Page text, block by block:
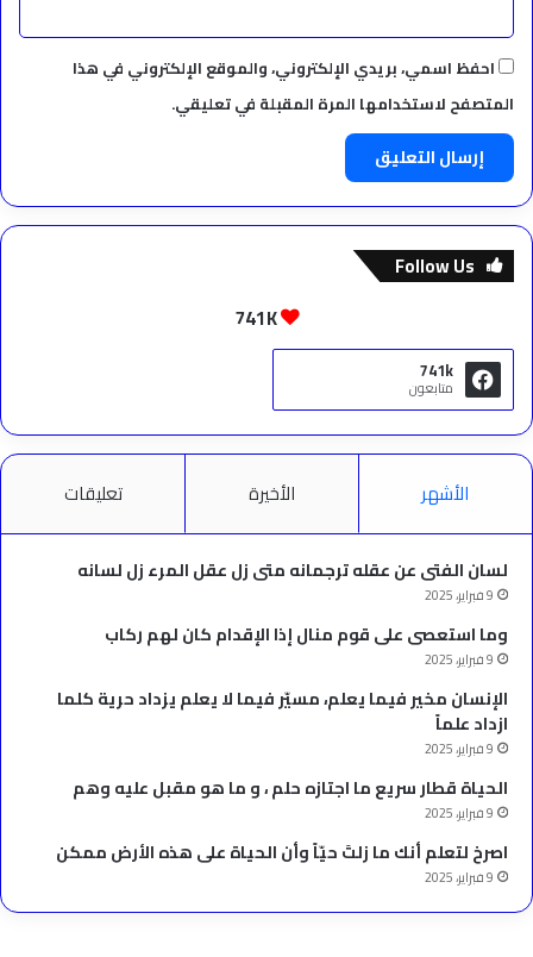
احفظ اسمي، بريدي الإلكتروني، والموقع الإلكتروني في هذا
المتصفح لاستخدامها المرة المقبلة في تعليقي.
Follow Us
741K
741k
متابعون
الأشهر الأخيرة تعليقات
لسان الفتى عن عقله ترجمانه متى زل عقل المرء زل لسانه
9 فبراير، 2025
وما استعصى على قوم منال إذا الإقدام كان لهم ركاب
9 فبراير، 2025
الإنسان مخير فيما يعلم، مسيّر فيما لا يعلم يزداد حرية كلما
ازداد علماً
9 فبراير، 2025
الحياة قطار سريع ما اجتازه حلم ، و ما هو مقبل عليه وهم
9 فبراير، 2025
‫اصرخ لتعلم أنك ما زلتَ حيّاً وأن الحياة على هذه الأرض ممكن
9 فبراير، 2025